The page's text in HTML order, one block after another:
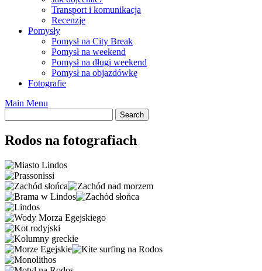
Transport i komunikacja
Recenzje
Pomysły
Pomysł na City Break
Pomysł na weekend
Pomysł na długi weekend
Pomysł na objazdówkę
Fotografie
Main Menu
Rodos na fotografiach